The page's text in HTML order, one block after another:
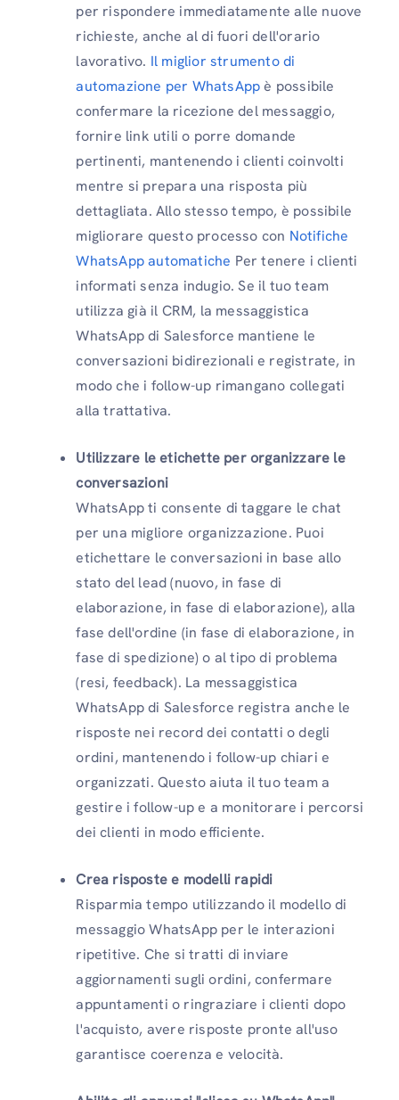
per rispondere immediatamente alle nuove
richieste, anche al di fuori dell'orario
lavorativo. Il miglior strumento di
automazione per WhatsAppè possibile
confermare la ricezione del messaggio,
fornire link utili o porre domande
pertinenti, mantenendo i clienti coinvolti
mentre si prepara una risposta più
dettagliata. Allo stesso tempo, è possibile
migliorare questo processo con Notifiche
WhatsApp automatiche Per tenere i clienti
informati senza indugio. Se il tuo team
utilizza già il CRM, la messaggistica
WhatsApp di Salesforce mantiene le
conversazioni bidirezionali e registrate, in
modo che i follow-up rimangano collegati
alla trattativa.
Utilizzare le etichette per organizzare le
conversazioni
WhatsApp ti consente di taggare le chat
per una migliore organizzazione. Puoi
etichettare le conversazioni in base allo
stato del lead (nuovo, in fase di
elaborazione, in fase di elaborazione), alla
fase dell'ordine (in fase di elaborazione, in
fase di spedizione) o al tipo di problema
(resi, feedback). La messaggistica
WhatsApp di Salesforce registra anche le
risposte nei record dei contatti o degli
ordini, mantenendo i follow-up chiari e
organizzati. Questo aiuta il tuo team a
gestire i follow-up e a monitorare i percorsi
dei clienti in modo efficiente.
Crea risposte e modelli rapidi
Risparmia tempo utilizzando il modello di
messaggio WhatsApp per le interazioni
ripetitive. Che si tratti di inviare
aggiornamenti sugli ordini, confermare
appuntamenti o ringraziare i clienti dopo
l'acquisto, avere risposte pronte all'uso
garantisce coerenza e velocità.